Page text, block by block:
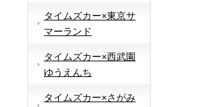
タイムズカー×東京サ
マーランド
タイムズカー×西武園
ゆうえんち
タイムズカー×さがみ